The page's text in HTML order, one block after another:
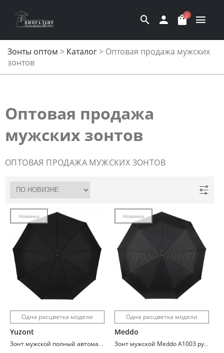
0
Зонты оптом > Каталог> Оптовая продажа мужских
зонтов
Оптовая продажа
мужских зонтов
ОПТОВАЯ ПРОДАЖА МУЖСКИХ ЗОНТОВ
Новинка
Одна расцветка модели
Yuzont
Зонт мужской полный автомат Yuzont 927-1A Премиум
Новинка
Одна расцветка модели
Meddo
Зонт мужской Meddo A1003 ручка крюк